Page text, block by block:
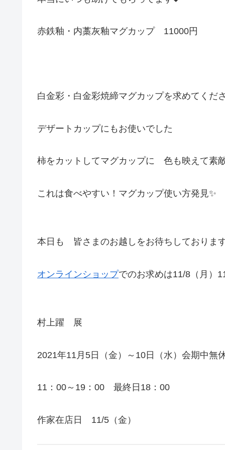
赤鉄釉・内藁灰釉マグカップ 11000円
白金彩・白金彩焼締マグカップを求めてくだ
デザートカップにもお使いでした
柿をカットしてマグカップに 色も映えて素
これは食べやすい！マグカップ使い方発見✨
本日も 皆さまのお越しをお待ちしておりま
オンラインショップでのお求めは11/8（月）
村上躍 展
2021年11月5日（金）～10日（水）会期中無
11：00～19：00 最終日18：00
作家在店日 11/5（金）